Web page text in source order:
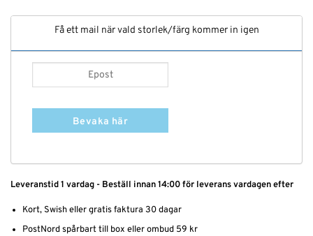
Få ett mail när vald storlek/färg kommer in igen
Bevaka här
Leveranstid 1 vardag - Beställ innan 14:00 för leverans vardagen efter
Kort, Swish eller gratis faktura 30 dagar
PostNord spårbart till box eller ombud 59 kr